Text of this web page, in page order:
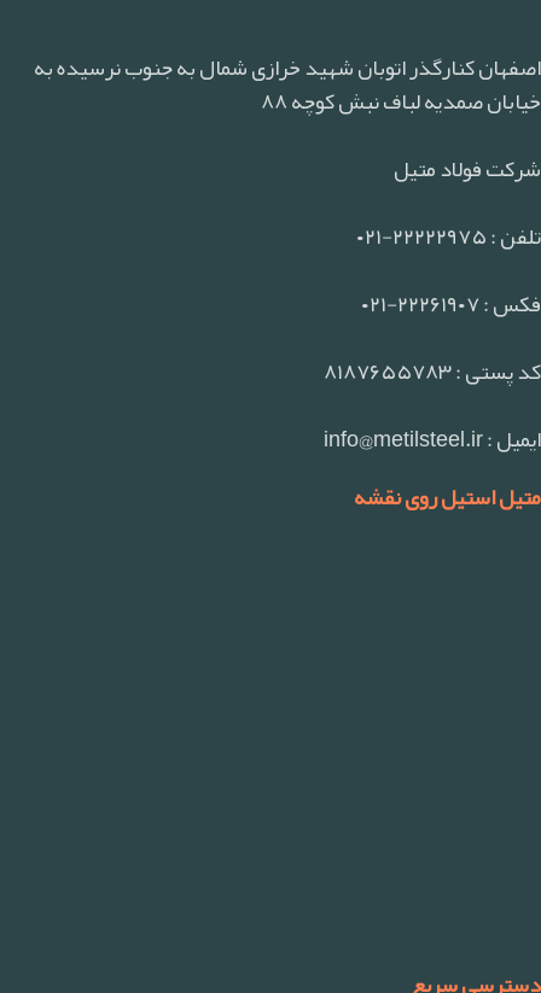
اصفهان کنارگذر اتوبان شهید خرازی شمال به جنوب نرسیده به
خیابان صمدیه لباف نبش کوچه ۸۸
شرکت فولاد متیل
تلفن : ۲۲۲۲۲۹۷۵-۰۲۱
فکس : ۲۲۲۶۱۹۰۷-۰۲۱
کد پستی : ۸۱۸۷۶۵۵۷۸۳
ایمیل : info@metilsteel.ir
متیل استیل روی نقشه